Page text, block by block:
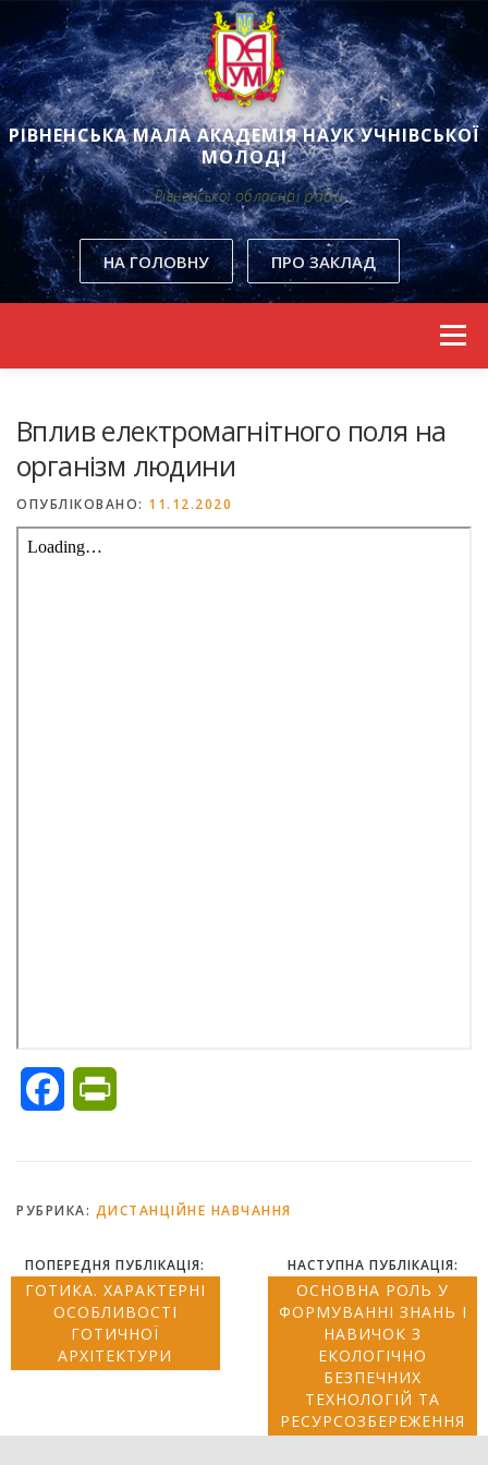
РІВНЕНСЬКА МАЛА АКАДЕМІЯ НАУК УЧНІВСЬКОЇ
МОЛОДІ
Рівненської обласної ради
НА ГОЛОВНУ ПРО ЗАКЛАД
Menu
Вплив електромагнітного поля на
організм людини
ОПУБЛІКОВАНО: 11.12.2020
Facebook
РУБРИКА: ДИСТАНЦІЙНЕ НАВЧАННЯ
ПОПЕРЕДНЯ ПУБЛІКАЦІЯ:
ГОТИКА. ХАРАКТЕРНІ
ОСОБЛИВОСТІ
ГОТИЧНОЇ
АРХІТЕКТУРИ
НАСТУПНА ПУБЛІКАЦІЯ:
ОСНОВНА РОЛЬ У
ФОРМУВАННІ ЗНАНЬ І
НАВИЧОК З
ЕКОЛОГІЧНО
БЕЗПЕЧНИХ
ТЕХНОЛОГІЙ ТА
РЕСУРСОЗБЕРЕЖЕННЯ